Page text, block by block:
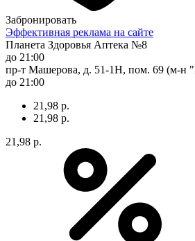
Забронировать
Эффективная реклама на сайте
Планета Здоровья Аптека №8
до 21:00
пр-т Машерова, д. 51-1Н, пом. 69 (м-н
до 21:00
21,98 р.
21,98 р.
21,98 р.